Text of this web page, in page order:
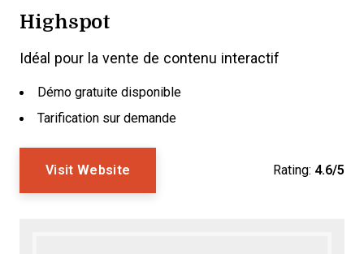
Highspot
Idéal pour la vente de contenu interactif
Démo gratuite disponible
Tarification sur demande
Visit Website Rating: 4.6/5